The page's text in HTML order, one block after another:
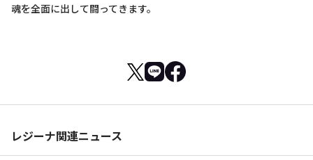
魂を全面に出して闘ってきます。
レジーナ関連ニュース